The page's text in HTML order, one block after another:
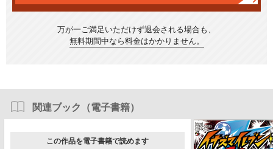
万が一ご満足いただけず退会される場合も、
無料期間中なら料金はかかりません。
関連ブック（電子書籍）
この作品を電子書籍で読めます